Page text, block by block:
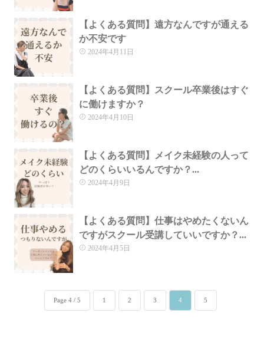
【よくある質問】遠方なんですが通える
か不安です
2024年4月11日
【よくある質問】スクール卒業後はすぐ
に働けますか？
2024年4月10日
【よくある質問】メイク未経験の人って
どのくらいいるんですか？...
2024年4月9日
【よくある質問】仕事はやめたくないん
ですがスクール受講していいですか？...
2024年4月5日
Page 4 / 5 1 2 3 4 5